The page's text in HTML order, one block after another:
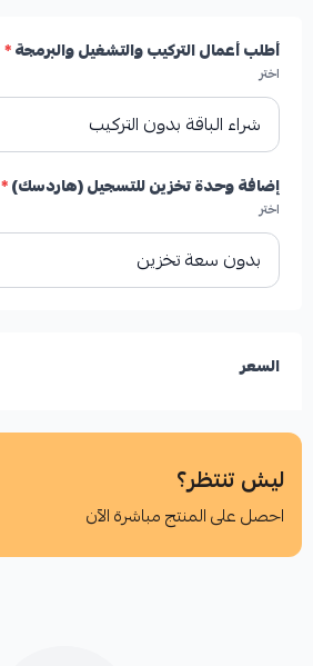
أطلب أعمال التركيب والتشغيل والبرمجة*
اختر
إضافة وحدة تخزين للتسجيل (هاردسك)*
اختر
السعر
ليش تنتظر؟
احصل على المنتج مباشرة الآن